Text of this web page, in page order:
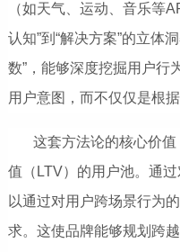
（如天气、运动、音乐等
认知”到“解决方案”的立体
数”，能够深度挖掘用户行
用户意图，而不仅仅是根
这套方法论的核心价
值（LTV）的用户池。通
以通过对用户跨场景行为
求。这使品牌能够规划跨